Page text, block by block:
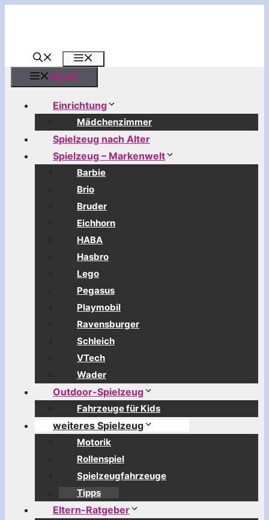
MENÜ
Einrichtung
Mädchenzimmer
Spielzeug nach Alter
Spielzeug – Markenwelt
Barbie
Brio
Bruder
Eichhorn
HABA
Hasbro
Lego
Pegasus
Playmobil
Ravensburger
Schleich
VTech
Wader
Outdoor-Spielzeug
Fahrzeuge für Kids
weiteres Spielzeug
Motorik
Rollenspiel
Spielzeugfahrzeuge
Tipps
Eltern-Ratgeber